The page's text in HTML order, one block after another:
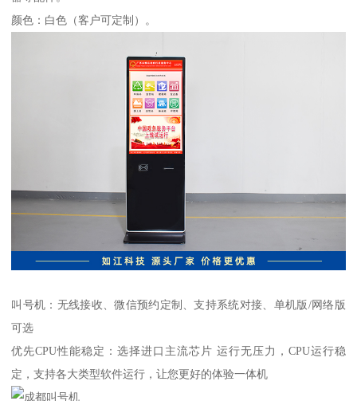
颜色：白色（客户可定制）。
叫号机：无线接收、微信预约定制、支持系统对接、单机版/网络版
可选
优先CPU性能稳定：选择进口主流芯片 运行无压力，CPU运行稳
定，支持各大类型软件运行，让您更好的体验一体机